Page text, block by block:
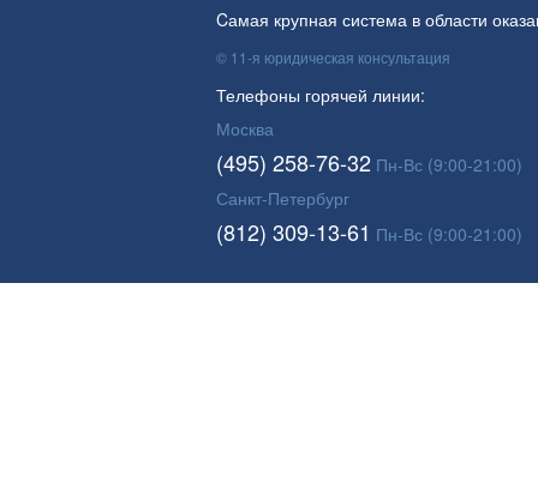
Cамая крупная система в области
© 11-я юридическая консультация
Телефоны горячей линии:
Москва
(495) 258-76-32 Пн-Вс (9:00-21:00)
Санкт-Петербург
(812) 309-13-61 Пн-Вс (9:00-21:00)